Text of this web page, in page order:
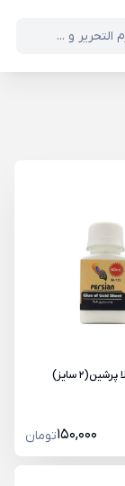
سایز)
150,000تومان